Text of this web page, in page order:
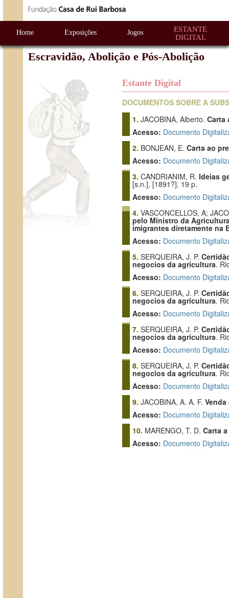
Home Exposições Jogos
ESTANTE
DIGITAL
Escravidão, Abolição e Pós-Abolição
Estante Digital
DOCUMENTOS SOBRE A
1. JACOBINA, Alberto. Carta
Acesso: Documento
2. BONJEAN, E. Carta ao
Acesso: Documento
3. CANDRIANIM, R. Ideias
[s.n.], [1891?]. 19 p.
Acesso: Documento
4. VASCONCELLOS, A;
pelo Ministro da
imigrantes diretamente na
Acesso: Documento
5. SERQUEIRA, J. P.
negocios da agricultura.
Acesso: Documento
6. SERQUEIRA, J. P.
negocios da agricultura.
Acesso: Documento
7. SERQUEIRA, J. P.
negocios da agricultura.
Acesso: Documento
8. SERQUEIRA, J. P.
negocios da agricultura.
Acesso: Documento
9. JACOBINA, A. A. F.
Acesso: Documento
10. MARENGO, T. D. Carta
Acesso: Documento